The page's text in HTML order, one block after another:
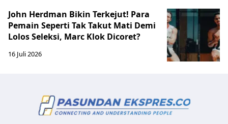
John Herdman Bikin Terkejut! Para
Pemain Seperti Tak Takut Mati Demi
Lolos Seleksi, Marc Klok Dicoret?
16 Juli 2026